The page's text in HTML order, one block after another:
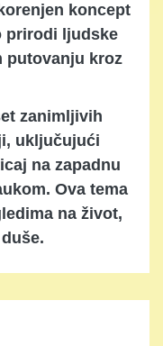
koncept
prirodi ljudske
putovanju kroz
zanimljivih
uključujući
na zapadnu
Ova tema
na život,